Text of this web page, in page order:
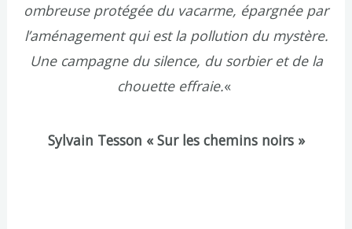
ombreuse protégée du vacarme, épargnée par
l’aménagement qui est la pollution du mystère.
Une campagne du silence, du sorbier et de la
chouette effraie.«
Sylvain Tesson « Sur les chemins noirs »